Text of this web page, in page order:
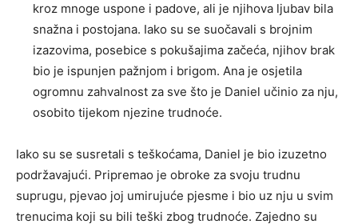
kroz mnoge uspone i padove, ali je njihova ljubav bila
snažna i postojana. Iako su se suočavali s brojnim
izazovima, posebice s pokušajima začeća, njihov brak
bio je ispunjen pažnjom i brigom. Ana je osjetila
ogromnu zahvalnost za sve što je Daniel učinio za nju,
osobito tijekom njezine trudnoće.
Iako su se susretali s teškoćama, Daniel je bio izuzetno
podržavajući. Pripremao je obroke za svoju trudnu
suprugu, pjevao joj umirujuće pjesme i bio uz nju u svim
trenucima koji su bili teški zbog trudnoće. Zajedno su